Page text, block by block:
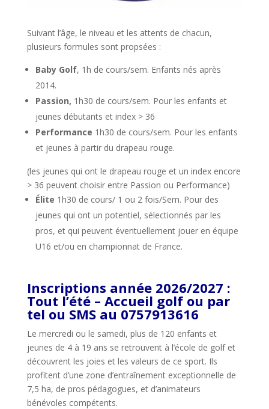
Suivant l’âge, le niveau et les attents de chacun,
plusieurs formules sont propsées :
Baby Golf, 1h de cours/sem. Enfants nés après
2014.
Passion, 1h30 de cours/sem. Pour les enfants et
jeunes débutants et index > 36
Performance 1h30 de cours/sem. Pour les enfants
et jeunes à partir du drapeau rouge.
(les jeunes qui ont le drapeau rouge et un index encore
> 36 peuvent choisir entre Passion ou Performance)
Élite 1h30 de cours/ 1 ou 2 fois/Sem. Pour des
jeunes qui ont un potentiel, sélectionnés par les
pros, et qui peuvent éventuellement jouer en équipe
U16 et/ou en championnat de France.
Inscriptions année 2026/2027 :
Tout l’été – Accueil golf ou par
tel ou SMS au 0757913616
Le mercredi ou le samedi, plus de 120 enfants et
jeunes de 4 à 19 ans se retrouvent à l’école de golf et
découvrent les joies et les valeurs de ce sport. Ils
profitent d’une zone d’entraînement exceptionnelle de
7,5 ha, de pros pédagogues, et d’animateurs
bénévoles compétents.